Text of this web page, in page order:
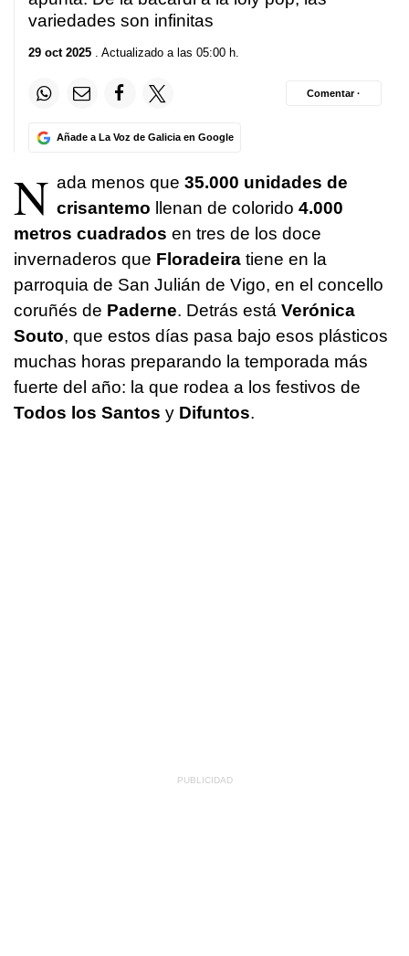
variedades son infinitas
29 oct 2025 . Actualizado a las 05:00 h.
Añade a La Voz de Galicia en Google
Comentar ·
N ada menos que 35.000 unidades de
crisantemo llenan de colorido 4.000
metros cuadrados en tres de los doce
invernaderos que Floradeira tiene en la
parroquia de San Julián de Vigo, en el concello
coruñés de Paderne. Detrás está Verónica
Souto, que estos días pasa bajo esos plásticos
muchas horas preparando la temporada más
fuerte del año: la que rodea a los festivos de
Todos los Santos y Difuntos.